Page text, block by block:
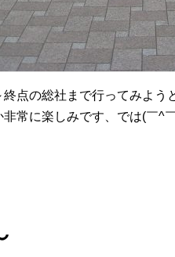
点の総社まで行ってみよう
常に楽しみです、では(￣^